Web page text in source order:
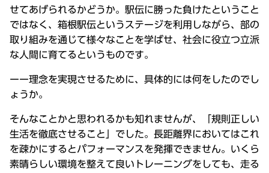
せてあげられるかどうか。駅伝に勝った負けたということ
ではなく、箱根駅伝というステージを利用しながら、部の
取り組みを通じて様々なことを学ばせ、社会に役立つ立派
な人間に育てるというものです。
ーー理念を実現させるために、具体的には何をしたのでし
ょうか。
そんなことかと思われるかも知れませんが、「規則正しい
生活を徹底させること」でした。長距離界においてはこれ
を疎かにするとパフォーマンスを発揮できません。いくら
素晴らしい環境を整えて良いトレーニングをしても、走る